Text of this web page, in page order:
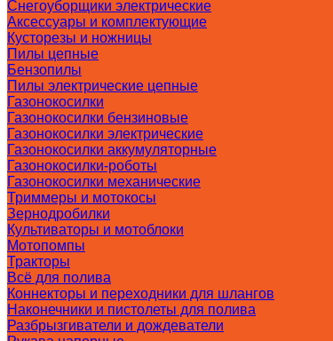
Снегоуборщики электрические
Аксессуары и комплектующие
Кусторезы и ножницы
Пилы цепные
Бензопилы
Пилы электрические цепные
Газонокосилки
Газонокосилки бензиновые
Газонокосилки электрические
Газонокосилки аккумуляторные
Газонокосилки-роботы
Газонокосилки механические
Триммеры и мотокосы
Зернодробилки
Культиваторы и мотоблоки
Мотопомпы
Тракторы
Всё для полива
Коннекторы и переходники для шлангов
Наконечники и пистолеты для полива
Разбрызгиватели и дождеватели